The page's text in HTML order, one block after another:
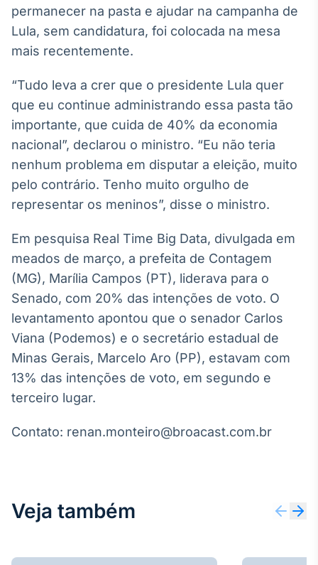
Cotações e
headlines de
notícias
Broadcast
para conteúdos e
funcionalidades
Broadcast
Wallboard
dados para
displays e telas
Broadcast
Curadoria
conteúdos
noticiosos
Soluções de
Tecnologia
Monitoramento
plataforma para
permanecer na pasta e ajudar na campanha de
Lula, sem candidatura, foi colocada na mesa
mais recentemente.
“Tudo leva a crer que o presidente Lula quer
que eu continue administrando essa pasta tão
importante, que cuida de 40% da economia
nacional”, declarou o ministro. “Eu não teria
nenhum problema em disputar a eleição, muito
pelo contrário. Tenho muito orgulho de
representar os meninos”, disse o ministro.
Em pesquisa Real Time Big Data, divulgada em
meados de março, a prefeita de Contagem
(MG), Marília Campos (PT), liderava para o
Senado, com 20% das intenções de voto. O
levantamento apontou que o senador Carlos
Viana (Podemos) e o secretário estadual de
Minas Gerais, Marcelo Aro (PP), estavam com
13% das intenções de voto, em segundo e
terceiro lugar.
Contato: renan.monteiro@broacast.com.br
Veja também